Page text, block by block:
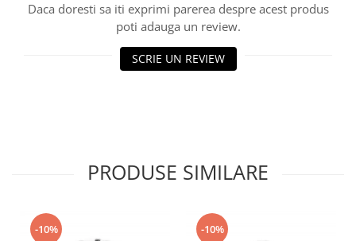
Daca doresti sa iti exprimi parerea despre acest produs
poti adauga un review.
SCRIE UN REVIEW
PRODUSE SIMILARE
-10% -10%